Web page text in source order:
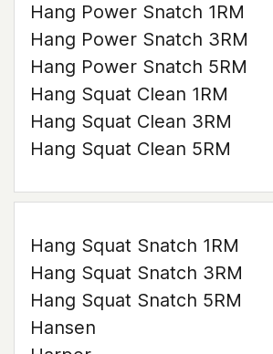
Hang Power Snatch 1RM
Hang Power Snatch 3RM
Hang Power Snatch 5RM
Hang Squat Clean 1RM
Hang Squat Clean 3RM
Hang Squat Clean 5RM
Hang Squat Snatch 1RM
Hang Squat Snatch 3RM
Hang Squat Snatch 5RM
Hansen